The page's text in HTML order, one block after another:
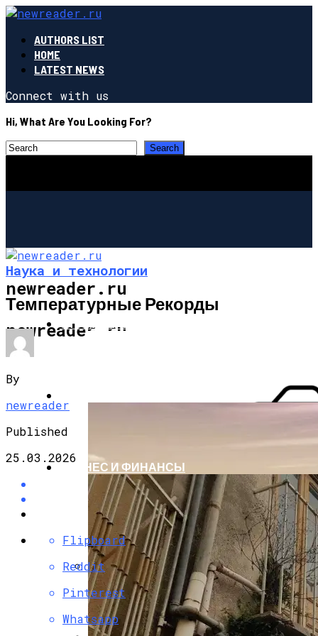
AUTHORS LIST
HOME
LATEST NEWS
Connect with us
Hi, What Are You Looking For?
newreader.ru
newreader.ruСТРОИТЕЛЬСТВО И РЕМОНТ
Фасадные Работы Из Бетона:
Исполнение И Долговечность
БИЗНЕС И ФИНАНСЫ
Наука и технологии
Температурные Рекорды
By
newreader
Published
25.03.2026
Flipboard
Reddit
Pinterest
Whatsapp